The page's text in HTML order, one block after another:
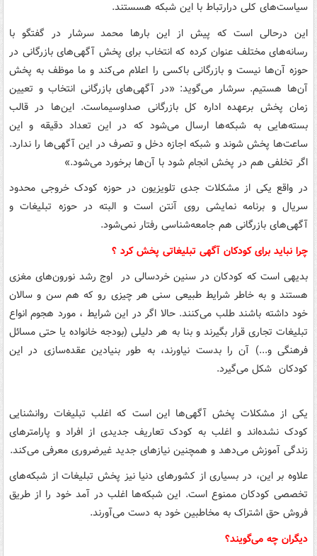
سیاست‌های کلی درارتباط با این شبکه هسستند.
این درحالی است که پیش از این بارها محمد سرشار در گفتگو با
رسانه‌های مختلف عنوان کرده که انتخاب برای پخش آگهی‌های بازرگانی در
حوزه آن‌ها نیست و بازرگانی باکسی را اعلام می‌کند و ما موظف به پخش
‌آن‌ها هستیم. سرشار می‌گوید: «در آگهی‌های بازرگانی انتخاب و تعیین
زمان پخش برعهده اداره کل بازرگانی صداوسیماست. این‌ها در قالب
بسته‌هایی به شبکه‌ها ارسال می‌شود که در این تعداد دقیقه و این
ساعت‌ها پخش شوند و شبکه اجازه دخل و تصرف در این آگهی‌ها را ندارد.
اگر تخلفی هم در پخش انجام شود با آن‌ها برخورد می‌شود.»
در واقع یکی از مشکلات جدی تلویزیون در حوزه کودک خروجی محدود
سریال و برنامه نمایشی روی آنتن است و البته در حوزه تبلیغات و
آگهی‌های بازرگانی هم جامعه‌شناسی رفتار نمی‌شود.
چرا نباید برای کودکان آگهی تبلیغاتی پخش کرد ؟
بدیهی است که کودکان در سنین خردسالی در اوج رشد نورون‌های مغزی
هستند و به خاطر شرایط طبیعی سنی هر چیزی رو که هم سن و سالان
خود داشته باشند طلب می‌کنند. حالا اگر در این شرایط ، مورد هجوم انواع
تبلیغات تجاری قرار بگیرند و بنا به هر دلیلی (بودجه خانواده یا حتی مسائل
فرهنگی و...) آن را بدست نیاورند، به طور بنیادین عقده‌سازی در این
کودکان شکل می‌گیرد.
یکی از مشکلات پخش آگهی‌ها این است که اغلب تبلیغات روانشنایی
کودک نشده‌اند و اغلب به کودک تعاریف جدیدی از افراد و پارامترهای
زندگی آموزش می‌دهد و همچنین نیازهای جدید غیرضروری معرفی می‌کند.
علاوه بر این، در بسیاری از کشورهای دنیا نیز پخش تبلیغات از شبکه‌های
تخصصی کودکان ممنوع است. این شبکه‌ها اغلب در آمد خود را از طریق
فروش حق اشتراک به مخاطبین خود به دست می‌آورند.
دیگران چه می‌گویند؟